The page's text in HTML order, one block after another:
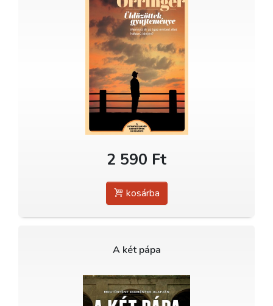
2 590 Ft
kosárba
A két pápa